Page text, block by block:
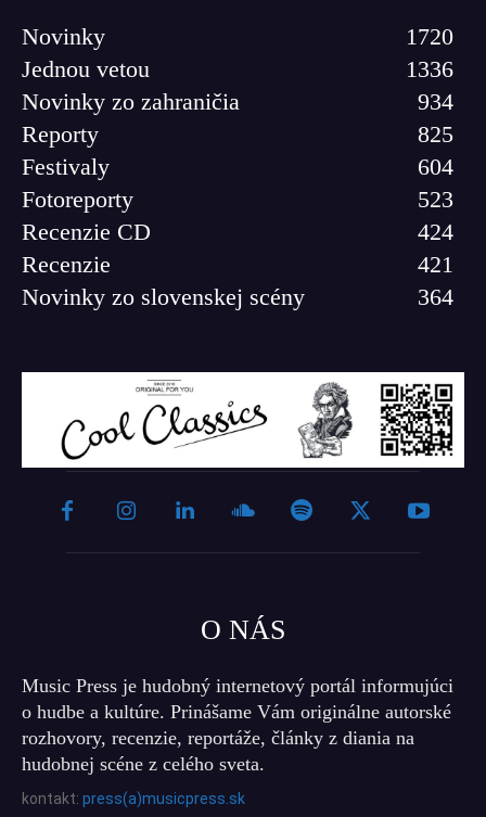
Novinky
1720
Jednou vetou
1336
Novinky zo zahraničia
934
Reporty
825
Festivaly
604
Fotoreporty
523
Recenzie CD
424
Recenzie
421
Novinky zo slovenskej scény
364
O NÁS
Music Press je hudobný internetový portál informujúci
o hudbe a kultúre. Prinášame Vám originálne autorské
rozhovory, recenzie, reportáže, články z diania na
hudobnej scéne z celého sveta.
kontakt: press(a)musicpress.sk